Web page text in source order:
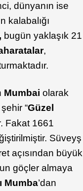
dünyanın ise
kalabalığı
bugün yaklaşık 21
,
Mumbaiolarak
“Güzel
Fakat 1661
Süveyş
açısından büyük
göçler almaya
Mumba’dan